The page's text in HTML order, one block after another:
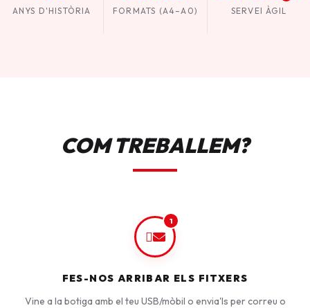
ANYS D'HISTÒRIA FORMATS (A4–A0) SERVEI ÀGIL
COM TREBALLEM?
1
FES-NOS ARRIBAR ELS FITXERS
Vine a la botiga amb el teu USB/mòbil o envia'ls per correu o